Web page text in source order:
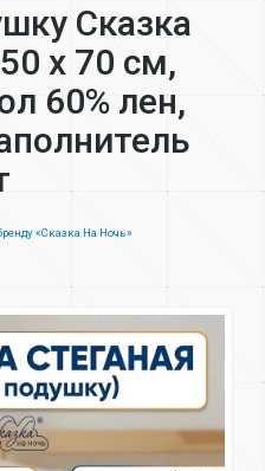
Сказка
х 70 см,
60% лен,
«Сказка На Ночь»